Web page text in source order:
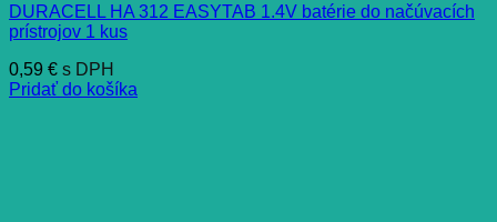
DURACELL HA 312 EASYTAB 1.4V batérie do načúvacích
prístrojov 1 kus
0,59 € s DPH
Pridať do košíka